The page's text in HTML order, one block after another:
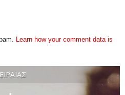
Learn how your comment data is